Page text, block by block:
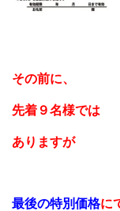
その前に、
先着９名様では
ありますが
最後の特別価格に